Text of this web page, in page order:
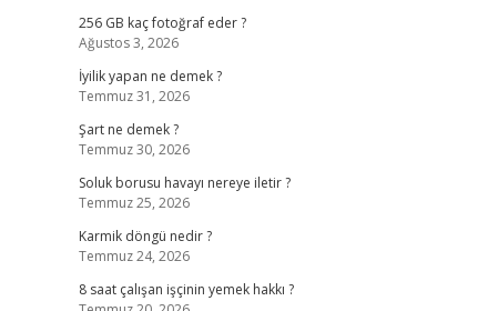
256 GB kaç fotoğraf eder ?
Ağustos 3, 2026
İyilik yapan ne demek ?
Temmuz 31, 2026
Şart ne demek ?
Temmuz 30, 2026
Soluk borusu havayı nereye iletir ?
Temmuz 25, 2026
Karmik döngü nedir ?
Temmuz 24, 2026
8 saat çalışan işçinin yemek hakkı ?